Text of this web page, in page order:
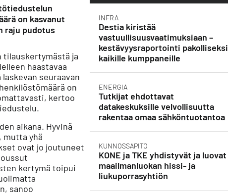
on kasvanut
raju pudotus
ja
haastavaa
seuraavan
on
kertoo
aikana. Hyvinä
mutta yhä
ovat jo joutuneet
kertymä toipui
sanoo
INFRA
Destia kiristää
vastuullisuusvaatimuksiaan –
kestävyysraportointi pakolliseksi
kaikille kumppaneille
ENERGIA
Tutkijat ehdottavat
datakeskuksille velvollisuutta
rakentaa omaa sähköntuotantoa
KUNNOSSAPITO
KONE ja TKE yhdistyvät ja luovat
maailmanluokan hissi- ja
liukuporrasyhtiön